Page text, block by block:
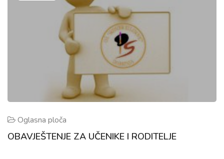
Oglasna ploča
OBAVJEŠTENJE ZA UČENIKE I RODITELJE